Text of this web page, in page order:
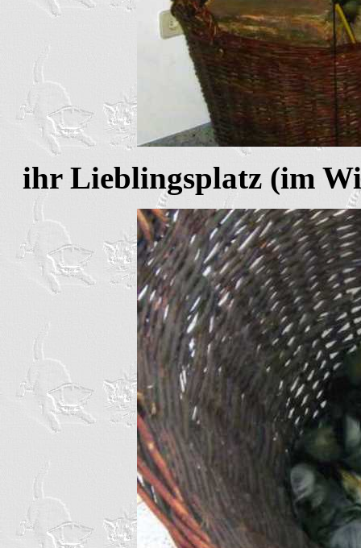
ihr Lieblingsplatz (im